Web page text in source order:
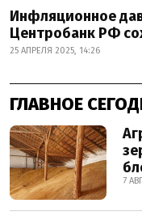
Инфляционное
Центробанк РФ
25 АПРЕЛЯ 2025, 14:26
ГЛАВНОЕ
7